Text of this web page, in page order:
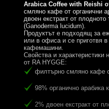
Arabica Coffee with Reishi
смляно кафе от органични
двоен екстракт от
(Ganoderma lucidum).
Продуктът е подходящ за
или в офиса и се приготвя
кафемашини.
Свойства и
от RA HYGGE:
филтърно смляно кафе
98% органично арабика
2% двоен екстракт от